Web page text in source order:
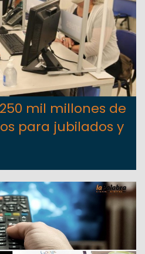
mil millones de
para jubilados y